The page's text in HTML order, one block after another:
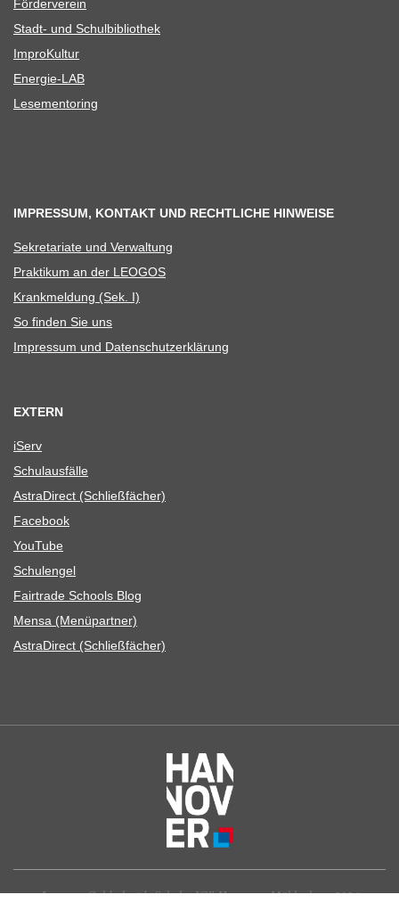
För­der­ver­ein
Stadt- und Schulbibliothek
Impro­Kul­tur
Ener­­gie-LAB
Lese­men­to­ring
IMPRESSUM, KONTAKT UND RECHTLICHE HINWEISE
Sekre­ta­riate und Verwaltung
Prak­ti­kum an der LEOGOS
Krank­mel­dung (Sek. I)
So fin­den Sie uns
Impres­sum und Datenschutzerklärung
EXTERN
iServ
Schul­aus­fälle
Astra­Di­rect (Schließ­fä­cher)
Face­book
You­Tube
Schul­en­gel
Fair­trade Schools Blog
Mensa (Menü­part­ner)
Astra­Di­rect (Schließ­fä­cher)
Leonore-Goldschmidt-Schule, IGS Hannover-Mühlenberg 2026